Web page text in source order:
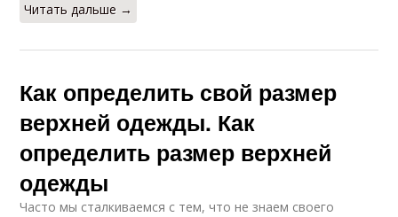
Читать дальше →
Как определить свой размер
верхней одежды. Как
определить размер верхней
одежды
Часто мы сталкиваемся с тем, что не знаем своего